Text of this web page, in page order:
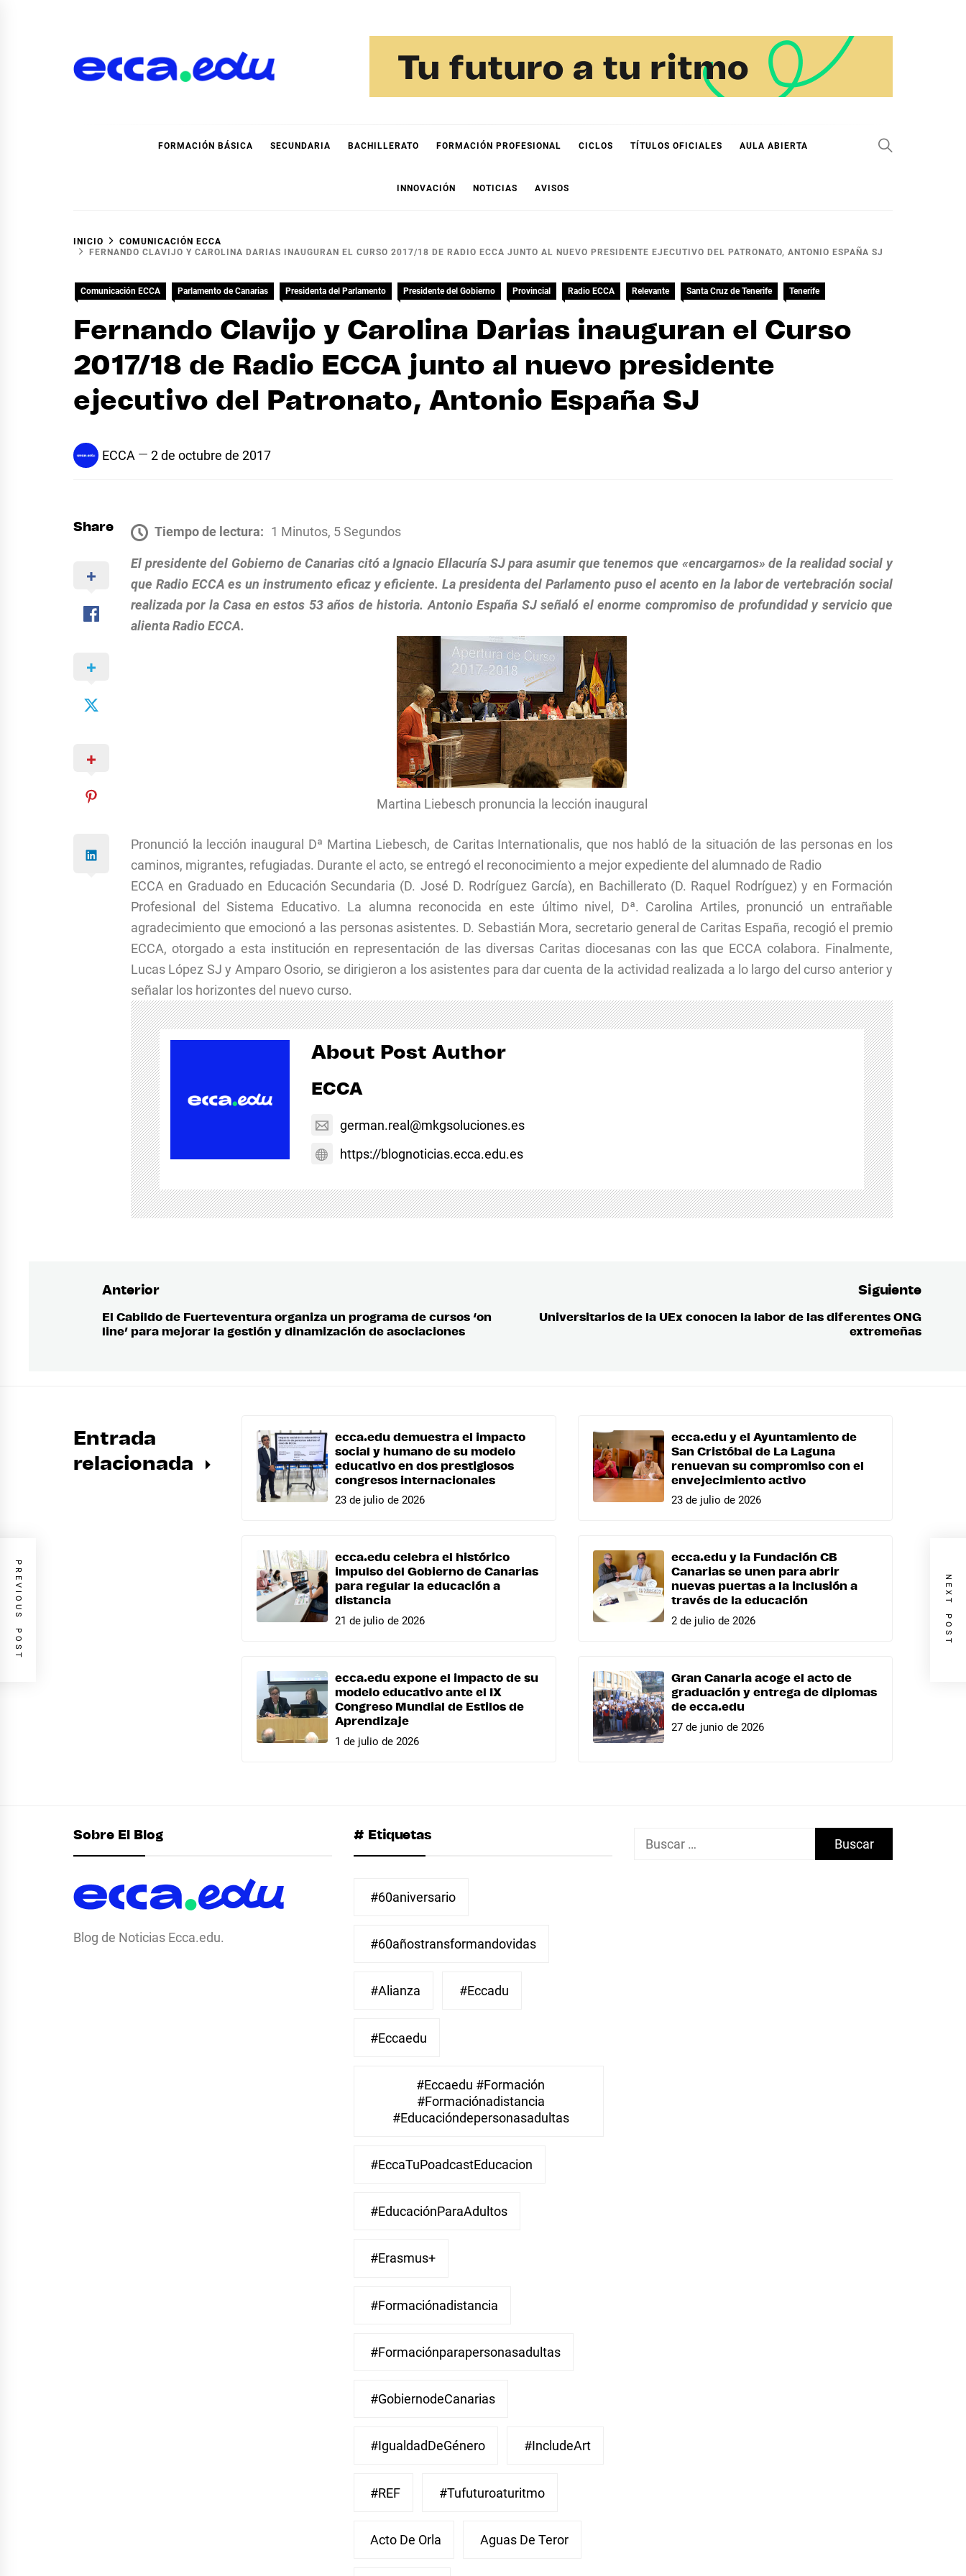
FORMACIÓN BÁSICA SECUNDARIA BACHILLERATO FORMACIÓN PROFESIONAL CICLOS TÍTULOS OFICIALES AULA ABIERTA
INNOVACIÓN NOTICIAS AVISOS
INICIO
COMUNICACIÓN ECCA
FERNANDO CLAVIJO Y CAROLINA DARIAS INAUGURAN EL CURSO 2017/18 DE RADIO ECCA JUNTO AL NUEVO PRESIDENTE EJECUTIVO DEL PATRONATO, ANTONIO ESPAÑA SJ
Comunicación ECCA Parlamento de Canarias Presidenta del Parlamento Presidente del Gobierno Provincial Radio ECCA Relevante Santa Cruz de Tenerife Tenerife
Fernando Clavijo y Carolina Darias inauguran el Curso
2017/18 de Radio ECCA junto al nuevo presidente
ejecutivo del Patronato, Antonio España SJ
ECCA 2 de octubre de 2017
Share Tiempo de lectura: 1 Minutos, 5 Segundos
El presidente del Gobierno de Canarias citó a Ignacio Ellacuría SJ para asumir que tenemos que «encargarnos» de la realidad social y
que Radio ECCA es un instrumento eficaz y eficiente. La presidenta del Parlamento puso el acento en la labor de vertebración social
realizada por la Casa en estos 53 años de historia. Antonio España SJ señaló el enorme compromiso de profundidad y servicio que
alienta Radio ECCA.
Martina Liebesch pronuncia la lección inaugural
Pronunció la lección inaugural Dª Martina Liebesch, de Caritas Internationalis, que nos habló de la situación de las personas en los
caminos, migrantes, refugiadas. Durante el acto, se entregó el reconocimiento a mejor expediente del alumnado de Radio
ECCA en Graduado en Educación Secundaria (D. José D. Rodríguez García), en Bachillerato (D. Raquel Rodríguez) y en Formación
Profesional del Sistema Educativo. La alumna reconocida en este último nivel, Dª. Carolina Artiles, pronunció un entrañable
agradecimiento que emocionó a las personas asistentes. D. Sebastián Mora, secretario general de Caritas España, recogió el premio
ECCA, otorgado a esta institución en representación de las diversas Caritas diocesanas con las que ECCA colabora. Finalmente,
Lucas López SJ y Amparo Osorio, se dirigieron a los asistentes para dar cuenta de la actividad realizada a lo largo del curso anterior y
señalar los horizontes del nuevo curso.
About Post Author
ECCA
german.real@mkgsoluciones.es
https://blognoticias.ecca.edu.es
Navegación
de
Anterior
Entrada
anterior:
El Cabildo de Fuerteventura organiza un programa de cursos ‘on
line’ para mejorar la gestión y dinamización de asociaciones
Siguiente
Entrada
Universitarios de la UEx conocen la labor de las diferentes ONG
extremeñas
PREVIOUS POST NEXT POST
Entrada
relacionada
ecca.edu demuestra el impacto
social y humano de su modelo
educativo en dos prestigiosos
congresos internacionales
23 de julio de 2026
ecca.edu y el Ayuntamiento de
San Cristóbal de La Laguna
renuevan su compromiso con el
envejecimiento activo
23 de julio de 2026
ecca.edu celebra el histórico
impulso del Gobierno de Canarias
para regular la educación a
distancia
21 de julio de 2026
ecca.edu y la Fundación CB
Canarias se unen para abrir
nuevas puertas a la inclusión a
través de la educación
2 de julio de 2026
ecca.edu expone el impacto de su
modelo educativo ante el IX
Congreso Mundial de Estilos de
Aprendizaje
1 de julio de 2026
Gran Canaria acoge el acto de
graduación y entrega de diplomas
de ecca.edu
27 de junio de 2026
Sobre El Blog
Blog de Noticias Ecca.edu.
# Etiquetas
#60aniversario
#60añostransformandovidas
#Alianza #eccadu
#eccaedu
#eccaedu #formación
#formaciónadistancia
#educacióndepersonasadultas
#EccaTuPoadcastEducacion
#EducaciónParaAdultos
#Erasmus+
#Formaciónadistancia
#Formaciónparapersonasadultas
#GobiernodeCanarias
#IgualdadDeGénero #IncludeArt
#REF #Tufuturoaturitmo
Acto De Orla Aguas De Teror
Buscar: